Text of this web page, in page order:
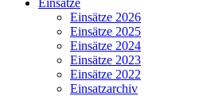
Einsätze
Einsätze 2026
Einsätze 2025
Einsätze 2024
Einsätze 2023
Einsätze 2022
Einsatzarchiv